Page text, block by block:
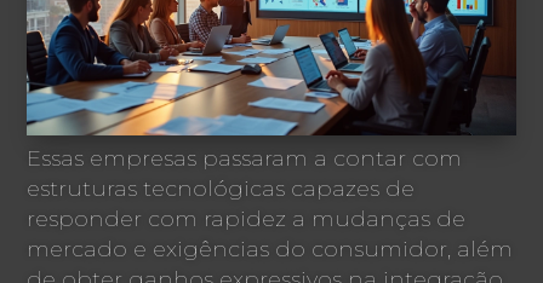
Essas empresas passaram a contar com
estruturas tecnológicas capazes de
responder com rapidez a mudanças de
mercado e exigências do consumidor, além